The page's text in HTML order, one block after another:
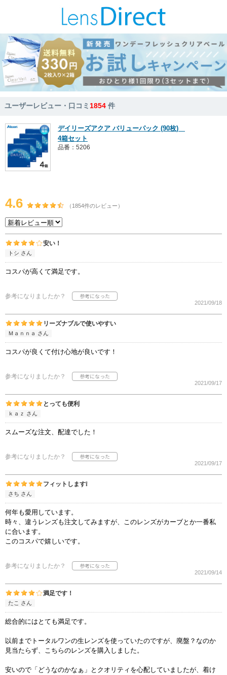
ユーザーレビュー・口コミ1854 件
デイリーズアクア バリューパック (90枚)
4箱セット
品番：5206
4.6 （1854件のレビュー）
安い！
トシ さん
コスパが高くて満足です。
参考になりましたか？
2021/09/18
リーズナブルで使いやすい
Ｍａｎｎａ さん
コスパが良くて付け心地が良いです！
参考になりましたか？
2021/09/17
とっても便利
ｋａｚ さん
スムーズな注文、配達でした！
参考になりましたか？
2021/09/17
フィットします❕
さち さん
何年も愛用しています。
時々、違うレンズも注文してみますが、このレンズがカーブとか一番私
に合います。
このコスパで嬉しいです。
参考になりましたか？
2021/09/14
満足です！
たこ さん
総合的にはとても満足です。
以前までトータルワンの生レンズを使っていたのですが、廃盤？なのか
見当たらず、こちらのレンズを購入しました。
安いので「どうなのかなぁ」とクオリティを心配していましたが、着け